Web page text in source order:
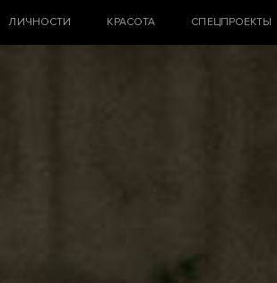
ЛИЧНОСТИ КРАСОТА СПЕЦПРОЕКТЫ